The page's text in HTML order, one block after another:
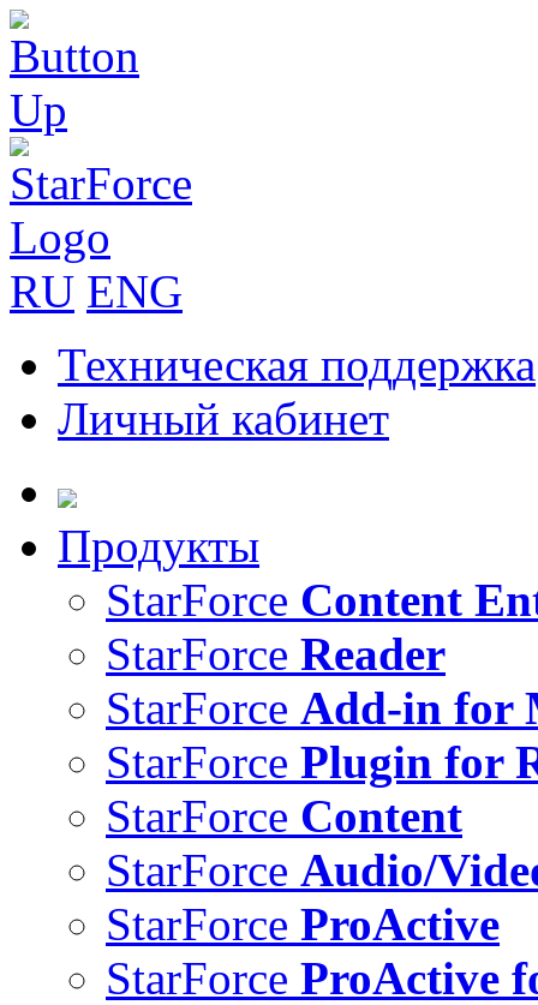
RU ENG
Техническая поддержка
Личный кабинет
Продукты
StarForce Content
StarForce Reader
StarForce Add-in for
StarForce Plugin for
StarForce Content
StarForce Audio/
StarForce ProActive
StarForce ProActive